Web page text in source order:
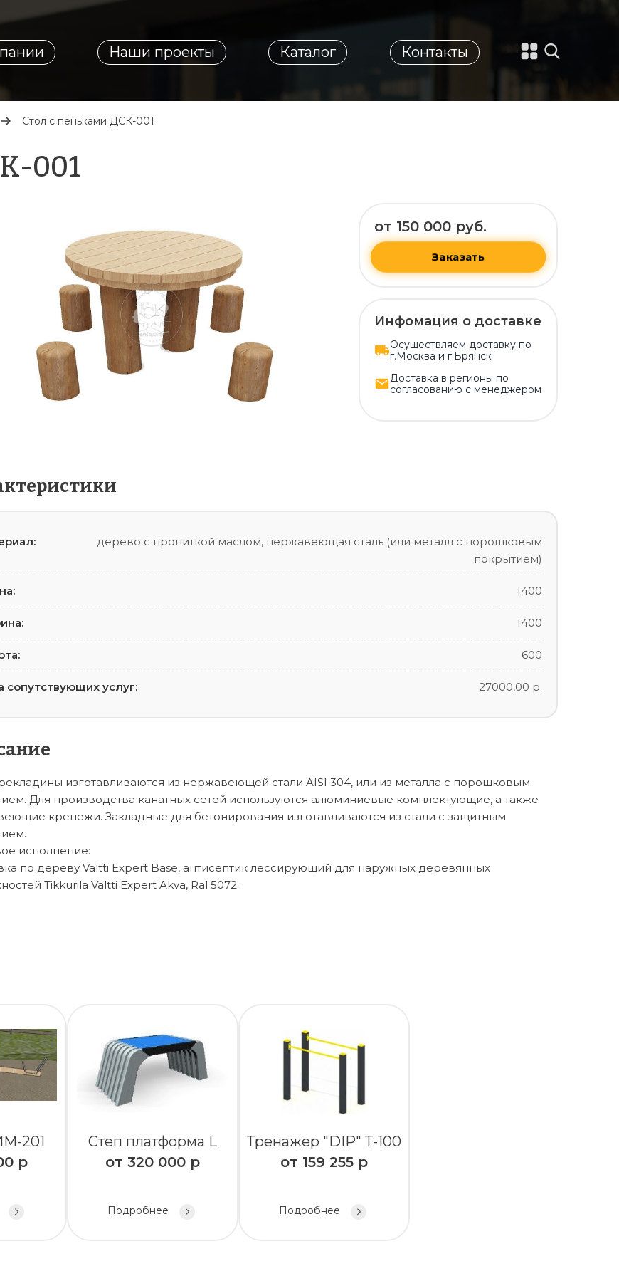
Наши проекты Каталог Контакты
Стол с пеньками ДСК-001
001
от 150 000 руб.
Заказать
Инфомация о доставке
Осуществляем доставку по
г.Москва и г.Брянск
Доставка в регионы по
согласованию с менеджером
дерево с пропиткой маслом, нержавеющая сталь (или металл с порошковым
покрытием)
1400
1400
600
сопутствующих услуг: 27000,00 р.
изготавливаются из нержавеющей стали AISI 304, или из металла с порошковым
Для производства канатных сетей используются алюминиевые комплектующие, а также
крепежи. Закладные для бетонирования изготавливаются из стали с защитным
исполнение:
по дереву Valtti Expert Base, антисептик лессирующий для наружных деревянных
Tikkurila Valtti Expert Akva, Ral 5072.
201
р
Степ платформа L
от 320 000 р
Подробнее
Тренажер "DIP" Т-100
от 159 255 р
Подробнее